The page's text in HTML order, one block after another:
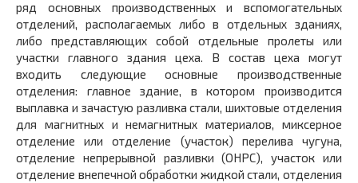
ряд основных производственных и вспомогательных
отделений, располагаемых либо в отдельных зданиях,
либо представляющих собой отдельные пролеты или
участки главного здания цеха. В состав цеха могут
входить следующие основные производственные
отделения: главное здание, в котором производится
выплавка и зачастую разливка стали, шихтовые отделения
для магнитных и немагнитных материалов, миксерное
отделение или отделение (участок) перелива чугуна,
отделение непрерывной разливки (ОНРС), участок или
отделение внепечной обработки жидкой стали, отделения